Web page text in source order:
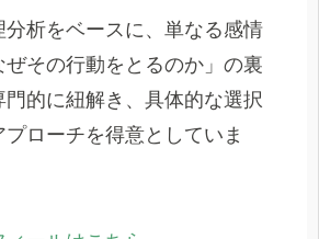
析をベースに、単なる感情
その行動をとるのか」の裏
的に紐解き、具体的な選択
ローチを得意としていま